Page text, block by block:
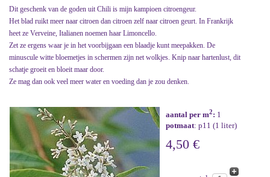
Dit geschenk van de goden uit Chili is mijn kampioen citroengeur.
Het blad ruikt meer naar citroen dan citroen zelf naar citroen geurt. In Frankrijk
heet ze Verveine, Italianen noemen haar Limoncello.
Zet ze ergens waar je in het voorbijgaan een blaadje kunt meepakken. De
minuscule witte bloemetjes in schermen zijn net wolkjes. Knip naar hartenlust, dit
schatje groeit en bloeit maar door.
Ze mag dan ook veel meer water en voeding dan je zou denken.
aantal per m2: 1
potmaat: p11 (1 liter)
4,50 €